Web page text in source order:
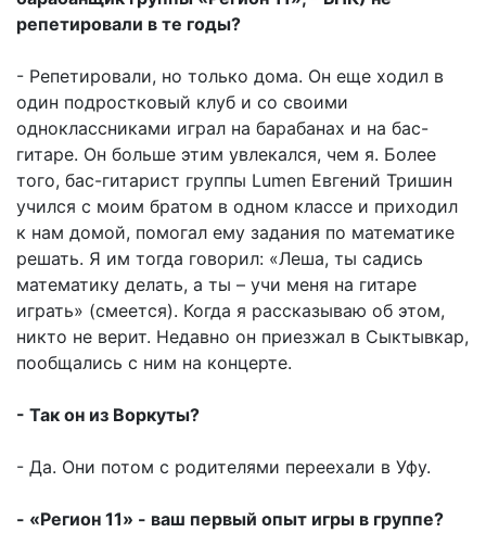
репетировали в те годы?
- Репетировали, но только дома. Он еще ходил в
один подростковый клуб и со своими
одноклассниками играл на барабанах и на бас-
гитаре. Он больше этим увлекался, чем я. Более
того, бас-гитарист группы Lumen Евгений Тришин
учился с моим братом в одном классе и приходил
к нам домой, помогал ему задания по математике
решать. Я им тогда говорил: «Леша, ты садись
математику делать, а ты – учи меня на гитаре
играть» (смеется). Когда я рассказываю об этом,
никто не верит. Недавно он приезжал в Сыктывкар,
пообщались с ним на концерте.
- Так он из Воркуты?
- Да. Они потом с родителями переехали в Уфу.
- «Регион 11» - ваш первый опыт игры в группе?